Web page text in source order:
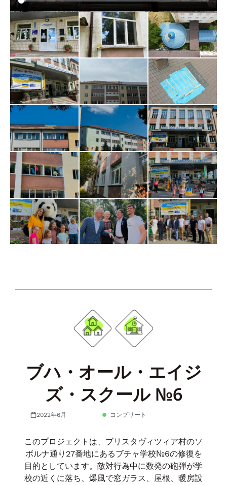
ブハ・オール・エイジ
ズ・スクール №6
2022年6月 コンプリート
このプロジェクトは、ブリスタヴィツィア村のソ
ボルナ通り27番地にあるブチャ学校№6の修復を
目的としています。敵対行為中に数発の砲弾が学
校の近くに落ち、爆風で窓ガラス、屋根、暖房設